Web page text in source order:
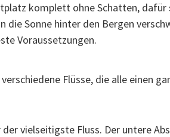
komplett ohne Schatten, dafür
die Sonne hinter den Bergen
Voraussetzungen.
verschiedene Flüsse, die alle einen
der vielseitigste Fluss. Der untere